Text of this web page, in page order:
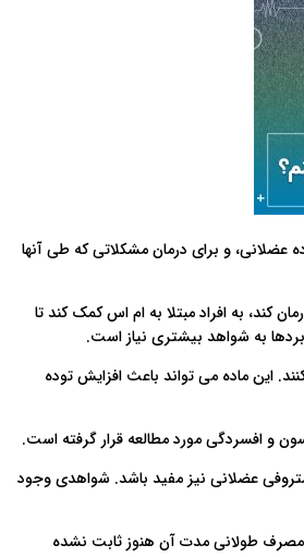
عضلانی، و برای درمان مشکلاتی که طی آنها
به افراد مبتلا به ام اس کمک کند تا
به شواهد بیشتری نیاز است.
این ماده می تواند باعث افزایش توده
و افسردگی مورد مطالعه قرار گرفته است.
عضلانی نیز مفید باشد. شواهدی وجود
طولانی مدت آن هنوز ثابت نشده